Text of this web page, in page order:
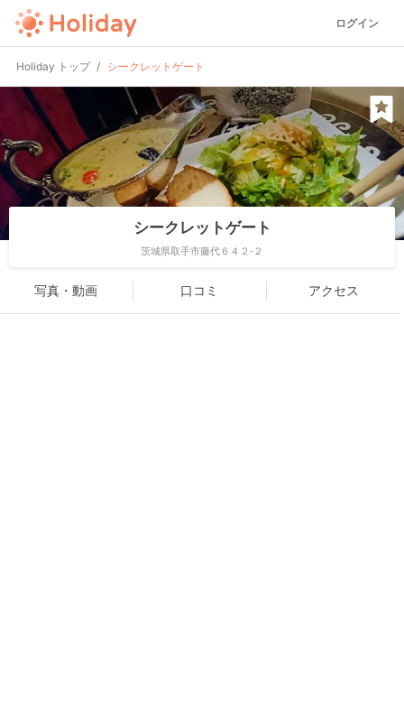
ログイン
Holiday トップ シークレットゲート
シークレットゲート
茨城県取手市藤代６４２-２
写真・動画 口コミ アクセス